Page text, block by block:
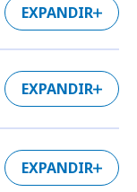
EXPANDIR
EXPANDIR
EXPANDIR